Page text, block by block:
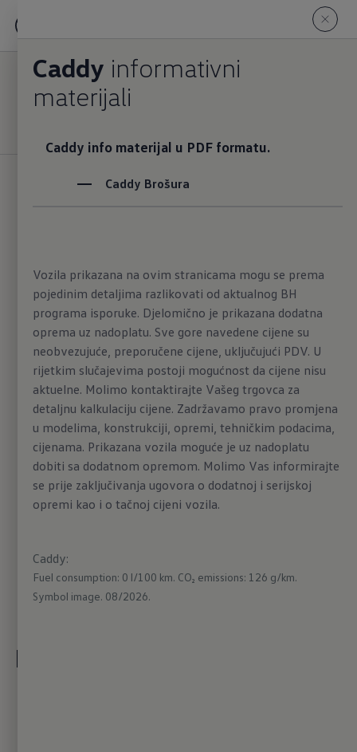
Caddy
75 kW 0 l/100km
100 % nov,ali i dalje
100 % Caddy
Novo samopouzdanje: Caddy redizajniran je iz
temelja. Uz nove, markantne oblike sa sobom
donosi i najnovije asistente, kvalitetne digitalne
novi Caddy i dalje ostaje pouzdan, prilagodljiv i
funkcionalan - a sada je još i više spreman na sve
Promjena označava
Caddy informativni
materijali
Caddy info materijal u PDF formatu.
Caddy Brošura
Vozila prikazana na ovim stranicama mogu se prema
pojedinim detaljima razlikovati od aktualnog BH
programa isporuke. Djelomično je prikazana dodatna
oprema uz nadoplatu. Sve gore navedene cijene su
neobvezujuće, preporučene cijene, uključujući PDV. U
rijetkim slučajevima postoji mogućnost da cijene nisu
aktuelne. Molimo kontaktirajte Vašeg trgovca za
detaljnu kalkulaciju cijene. Zadržavamo pravo promjena
u modelima, konstrukciji, opremi, tehničkim podacima,
cijenama. Prikazana vozila moguće je uz nadoplatu
dobiti sa dodatnom opremom. Molimo Vas informirajte
se prije zaključivanja ugovora o dodatnoj i serijskoj
opremi kao i o tačnoj cijeni vozila.
Caddy:
Fuel consumption: 0 l/100 km. CO₂ emissions: 126 g/km.
Symbol image. 08/2026.